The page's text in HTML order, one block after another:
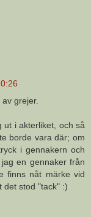
grejer.
ut i akterliket, och så
borde vara där; om
i gennakern och
en gennaker från
finns nåt märke vid
det stod "tack" :)